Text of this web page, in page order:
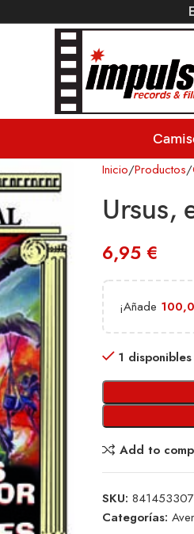
Inicio Productos
Ursus,
6,95 €
¡Añade
1 disponibles
Add to
SKU:
Categorías: